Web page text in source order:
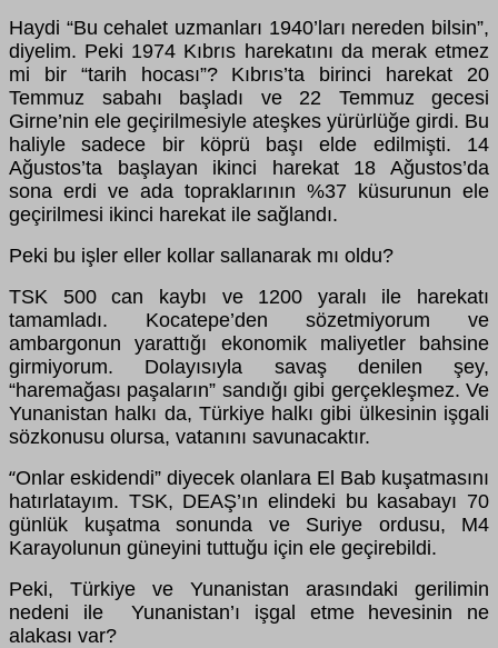
Haydi “Bu cehalet uzmanları 1940’ları nereden bilsin”,
diyelim. Peki 1974 Kıbrıs harekatını da merak etmez
mi bir “tarih hocası”? Kıbrıs’ta birinci harekat 20
Temmuz sabahı başladı ve 22 Temmuz gecesi
Girne’nin ele geçirilmesiyle ateşkes yürürlüğe girdi. Bu
haliyle sadece bir köprü başı elde edilmişti. 14
Ağustos’ta başlayan ikinci harekat 18 Ağustos’da
sona erdi ve ada topraklarının %37 küsurunun ele
geçirilmesi ikinci harekat ile sağlandı.
Peki bu işler eller kollar sallanarak mı oldu?
TSK 500 can kaybı ve 1200 yaralı ile harekatı
tamamladı. Kocatepe’den sözetmiyorum ve
ambargonun yarattığı ekonomik maliyetler bahsine
girmiyorum. Dolayısıyla savaş denilen şey,
“haremağası paşaların” sandığı gibi gerçekleşmez. Ve
Yunanistan halkı da, Türkiye halkı gibi ülkesinin işgali
sözkonusu olursa, vatanını savunacaktır.
“Onlar eskidendi” diyecek olanlara El Bab kuşatmasını
hatırlatayım. TSK, DEAŞ’ın elindeki bu kasabayı 70
günlük kuşatma sonunda ve Suriye ordusu, M4
Karayolunun güneyini tuttuğu için ele geçirebildi.
Peki, Türkiye ve Yunanistan arasındaki gerilimin
nedeni ile Yunanistan’ı işgal etme hevesinin ne
alakası var?